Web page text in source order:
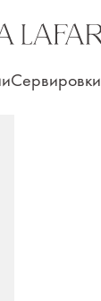
Сервировки